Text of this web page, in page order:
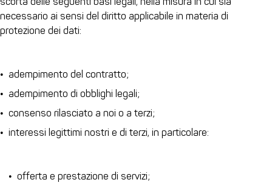
necessario ai sensi del diritto applicabile in materia di
protezione dei dati:
adempimento del contratto;
adempimento di obblighi legali;
consenso rilasciato a noi o a terzi;
interessi legittimi nostri e di terzi, in particolare:
offerta e prestazione di servizi;